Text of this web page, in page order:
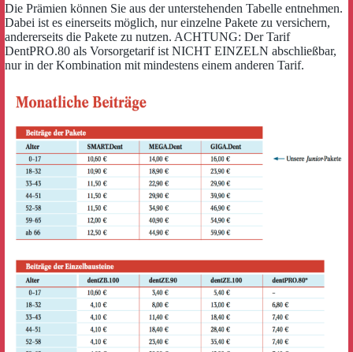
Die Prämien können Sie aus der unterstehenden Tabelle entnehmen.
Dabei ist es einerseits möglich, nur einzelne Pakete zu versichern,
andererseits die Pakete zu nutzen. ACHTUNG: Der Tarif
DentPRO.80 als Vorsorgetarif ist NICHT EINZELN abschließbar,
nur in der Kombination mit mindestens einem anderen Tarif.